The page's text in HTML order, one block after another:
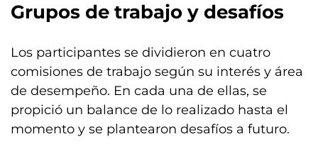
Grupos de trabajo y desafíos
Los participantes se dividieron en cuatro
comisiones de trabajo según su interés y área
de desempeño. En cada una de ellas, se
propició un balance de lo realizado hasta el
momento y se plantearon desafíos a futuro.